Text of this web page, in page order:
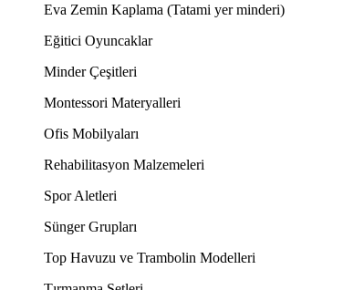
Eva Zemin Kaplama (Tatami yer minderi)
Eğitici Oyuncaklar
Minder Çeşitleri
Montessori Materyalleri
Ofis Mobilyaları
Rehabilitasyon Malzemeleri
Spor Aletleri
Sünger Grupları
Top Havuzu ve Trambolin Modelleri